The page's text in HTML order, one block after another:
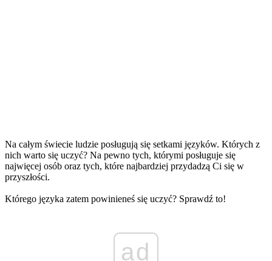
Na całym świecie ludzie posługują się setkami języków. Których z
nich warto się uczyć? Na pewno tych, którymi posługuje się
najwięcej osób oraz tych, które najbardziej przydadzą Ci się w
przyszłości.
Którego języka zatem powinieneś się uczyć? Sprawdź to!
ad